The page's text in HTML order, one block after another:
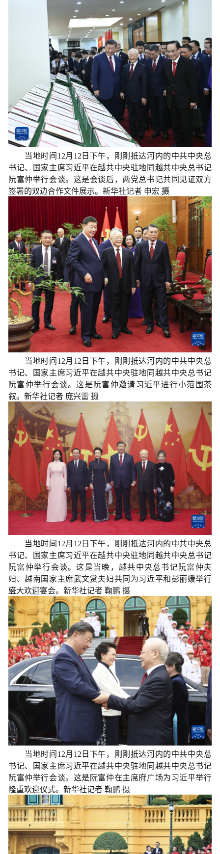
当地时间12月12日下午，刚刚抵达河内的中共中央总
书记、国家主席习近平在越共中央驻地同越共中央总书记
阮富仲举行会谈。这是会谈后，两党总书记共同见证双方
签署的双边合作文件展示。新华社记者 申宏 摄
当地时间12月12日下午，刚刚抵达河内的中共中央总
书记、国家主席习近平在越共中央驻地同越共中央总书记
阮富仲举行会谈。这是阮富仲邀请习近平进行小范围茶
叙。新华社记者 庞兴雷 摄
当地时间12月12日下午，刚刚抵达河内的中共中央总
书记、国家主席习近平在越共中央驻地同越共中央总书记
阮富仲举行会谈。这是当晚，越共中央总书记阮富仲夫
妇、越南国家主席武文赏夫妇共同为习近平和彭丽媛举行
盛大欢迎宴会。新华社记者 鞠鹏 摄
当地时间12月12日下午，刚刚抵达河内的中共中央总
书记、国家主席习近平在越共中央驻地同越共中央总书记
阮富仲举行会谈。这是阮富仲在主席府广场为习近平举行
隆重欢迎仪式。新华社记者 鞠鹏 摄